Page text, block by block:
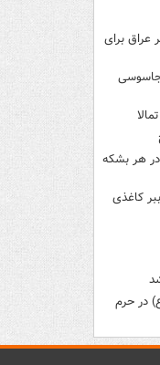
برای
جاسوسی
دلار و ۵۵ سنت در هر بشکه
کاغذی
در حرم